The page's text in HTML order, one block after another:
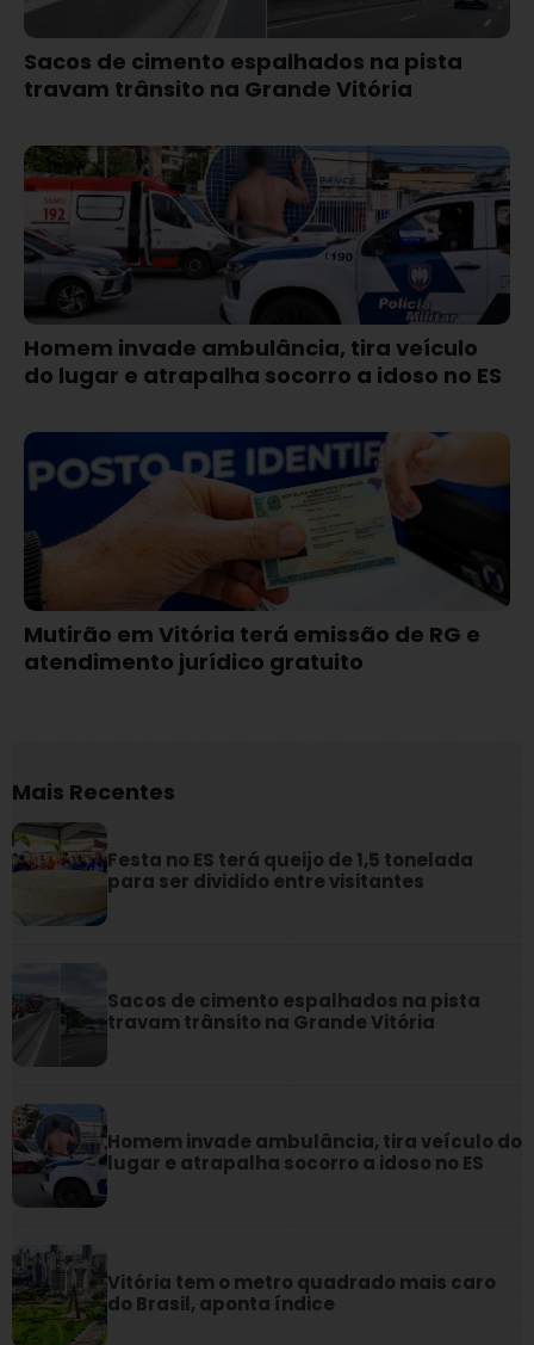
Sacos de cimento espalhados na pista
travam trânsito na Grande Vitória
Homem invade ambulância, tira veículo
do lugar e atrapalha socorro a idoso no ES
Mutirão em Vitória terá emissão de RG e
atendimento jurídico gratuito
Mais Recentes
Festa no ES terá queijo de 1,5 tonelada
para ser dividido entre visitantes
Sacos de cimento espalhados na pista
travam trânsito na Grande Vitória
Homem invade ambulância, tira veículo do
lugar e atrapalha socorro a idoso no ES
Vitória tem o metro quadrado mais caro
do Brasil, aponta índice